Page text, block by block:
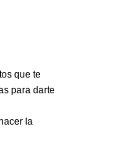
que te
para darte
la